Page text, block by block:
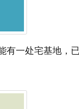
有一处宅基地，